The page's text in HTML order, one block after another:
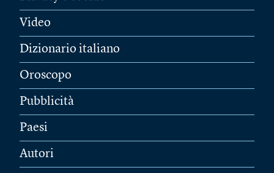
Video
Dizionario italiano
Oroscopo
Pubblicità
Paesi
Autori